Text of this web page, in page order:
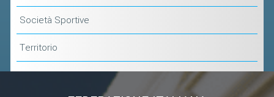
Società Sportive
Territorio
REGOLAMENTI
STAFF TECNICO